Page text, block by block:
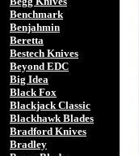
Benchmark
Benjahmin
Beretta
Bestech Knives
Beyond EDC
Big Idea
Black Fox
Blackjack Classic
Blackhawk Blades
Bradford Knives
Bradley